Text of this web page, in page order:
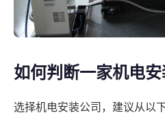
如何判断一家机电
选择机电安装公司，建议从以